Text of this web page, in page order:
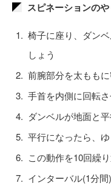
スピネーションの
椅子に座り、ダン
しょう
前腕部分を太もも
手首を内側に回転さ
ダンベルが地面と
平行になったら、
この動作を10回繰
インターバル(1分間)